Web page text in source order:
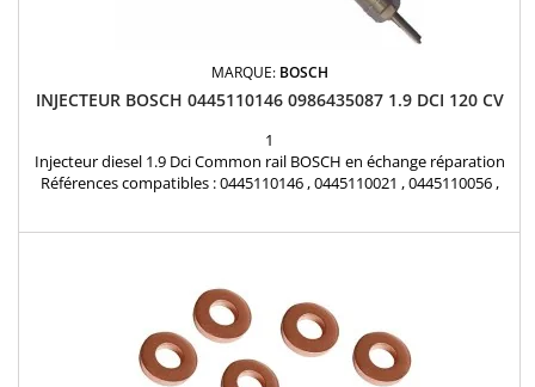
MARQUE: BOSCH
INJECTEUR BOSCH 0445110146 0986435087 1.9 DCI 120 CV
1
Injecteur diesel 1.9 Dci Common rail BOSCH en échange réparation
Références compatibles : 0445110146 , 0445110021 , 0445110056 ,